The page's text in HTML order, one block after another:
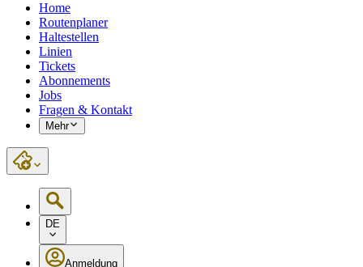
Home
Routenplaner
Haltestellen
Linien
Tickets
Abonnements
Jobs
Fragen & Kontakt
Mehr
DE
Anmeldung